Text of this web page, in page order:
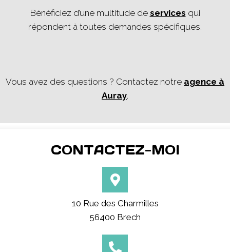
Bénéficiez d’une multitude de services qui
répondent à toutes demandes spécifiques.
Vous avez des questions ? Contactez notre agence à
Auray.
CONTACTEZ-MOI
10 Rue des Charmilles
56400 Brech